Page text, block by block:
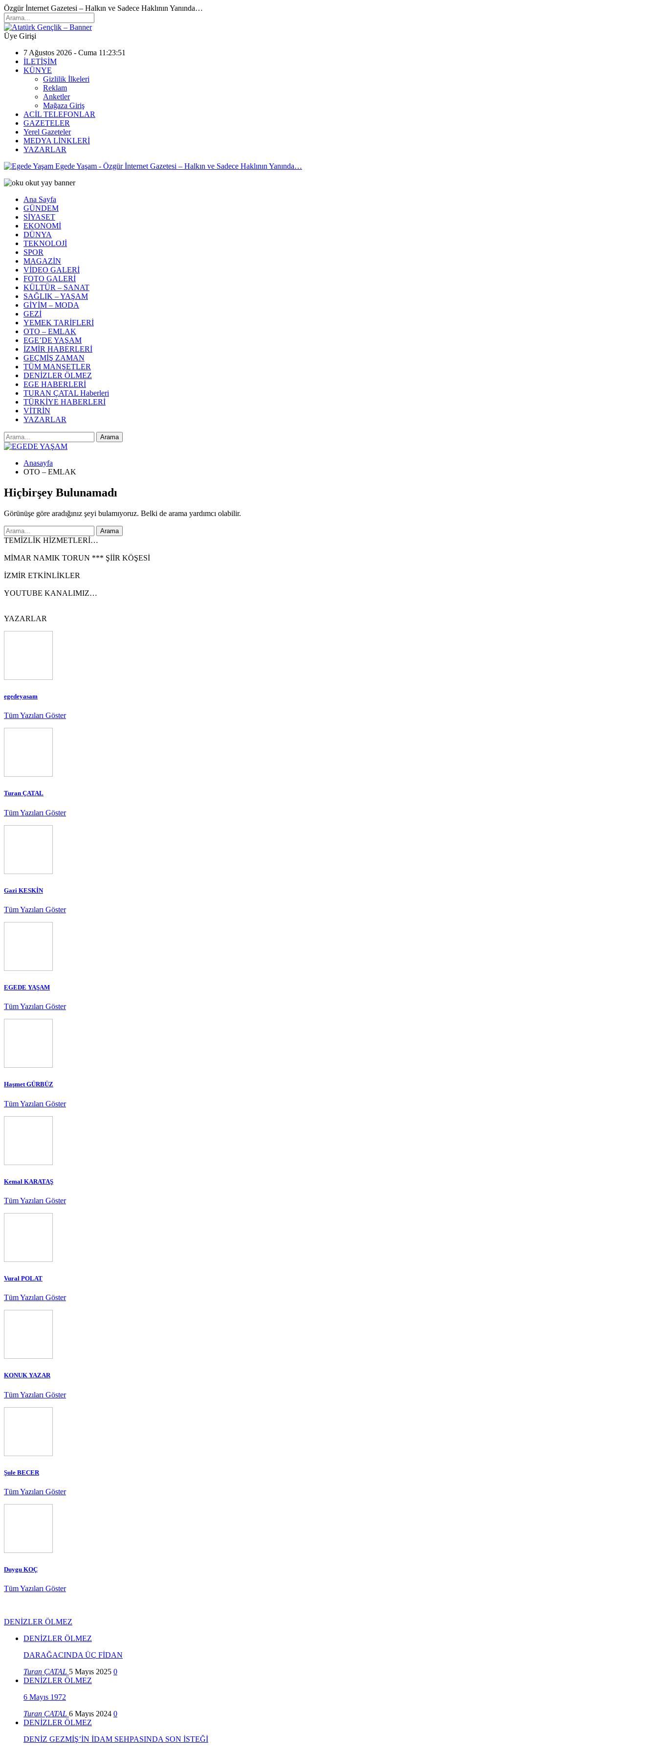
Özgür İnternet Gazetesi – Halkın ve Sadece Haklının Yanında…
Üye Girişi
7 Ağustos 2026 - Cuma 11:23:51
İLETİŞİM
KÜNYE
Gizlilik İlkeleri
Reklam
Anketler
Mağaza Giriş
ACİL TELEFONLAR
GAZETELER
Yerel Gazeteler
MEDYA LİNKLERİ
YAZARLAR
Egede Yaşam - Özgür İnternet Gazetesi – Halkın ve Sadece Haklının Yanında…
Ana Sayfa
GÜNDEM
SİYASET
EKONOMİ
DÜNYA
TEKNOLOJİ
SPOR
MAGAZİN
VİDEO GALERİ
FOTO GALERİ
KÜLTÜR – SANAT
SAĞLIK – YAŞAM
GİYİM – MODA
GEZİ
YEMEK TARİFLERİ
OTO – EMLAK
EGE’DE YAŞAM
İZMİR HABERLERİ
GEÇMİŞ ZAMAN
TÜM MANŞETLER
DENİZLER ÖLMEZ
EGE HABERLERİ
TURAN ÇATAL Haberleri
TÜRKİYE HABERLERİ
VİTRİN
YAZARLAR
Anasayfa
OTO – EMLAK
Hiçbirşey Bulunamadı
Görünüşe göre aradığınız şeyi bulamıyoruz. Belki de arama yardımcı olabilir.
TEMİZLİK HİZMETLERİ…
MİMAR NAMIK TORUN *** ŞİİR KÖŞESİ
İZMİR ETKİNLİKLER
YOUTUBE KANALIMIZ…
YAZARLAR
egedeyasam
Tüm Yazıları Göster
Turan ÇATAL
Tüm Yazıları Göster
Gazi KESKİN
Tüm Yazıları Göster
EGEDE YAŞAM
Tüm Yazıları Göster
Haşmet GÜRBÜZ
Tüm Yazıları Göster
Kemal KARATAŞ
Tüm Yazıları Göster
Vural POLAT
Tüm Yazıları Göster
KONUK YAZAR
Tüm Yazıları Göster
Şule BECER
Tüm Yazıları Göster
Duygu KOÇ
Tüm Yazıları Göster
DENİZLER ÖLMEZ
DENİZLER ÖLMEZ
DARAĞACINDA ÜÇ FİDAN
Turan ÇATAL 5 Mayıs 2025 0
DENİZLER ÖLMEZ
6 Mayıs 1972
Turan ÇATAL 6 Mayıs 2024 0
DENİZLER ÖLMEZ
DENİZ GEZMİŞ’İN İDAM SEHPASINDA SON İSTEĞİ